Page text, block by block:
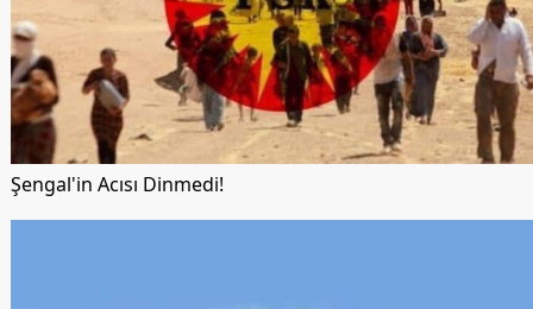
Şengal'in Acısı Dinmedi!